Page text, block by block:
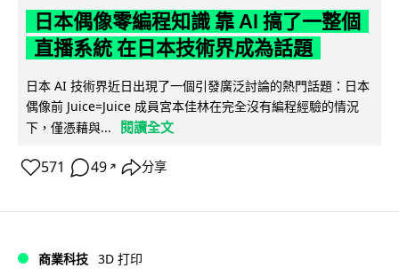
日本偶像零編程知識 靠 AI 搞了一整個
直播系統 在日本技術界成為話題
日本 AI 技術界近日出現了一個引發廣泛討論的熱門話題：日本
偶像前 Juice=Juice 成員宮本佳林在完全沒有編程經驗的情況
下，僅憑藉與...
閱讀全文
571 49 ↗ 分享
商業科技 3D 打印